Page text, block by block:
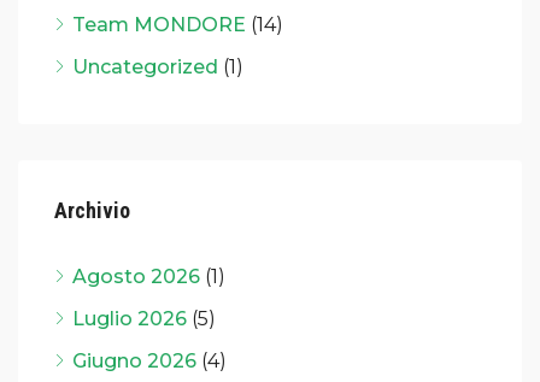
Team MONDORE (14)
Uncategorized (1)
Archivio
Agosto 2026 (1)
Luglio 2026 (5)
Giugno 2026 (4)